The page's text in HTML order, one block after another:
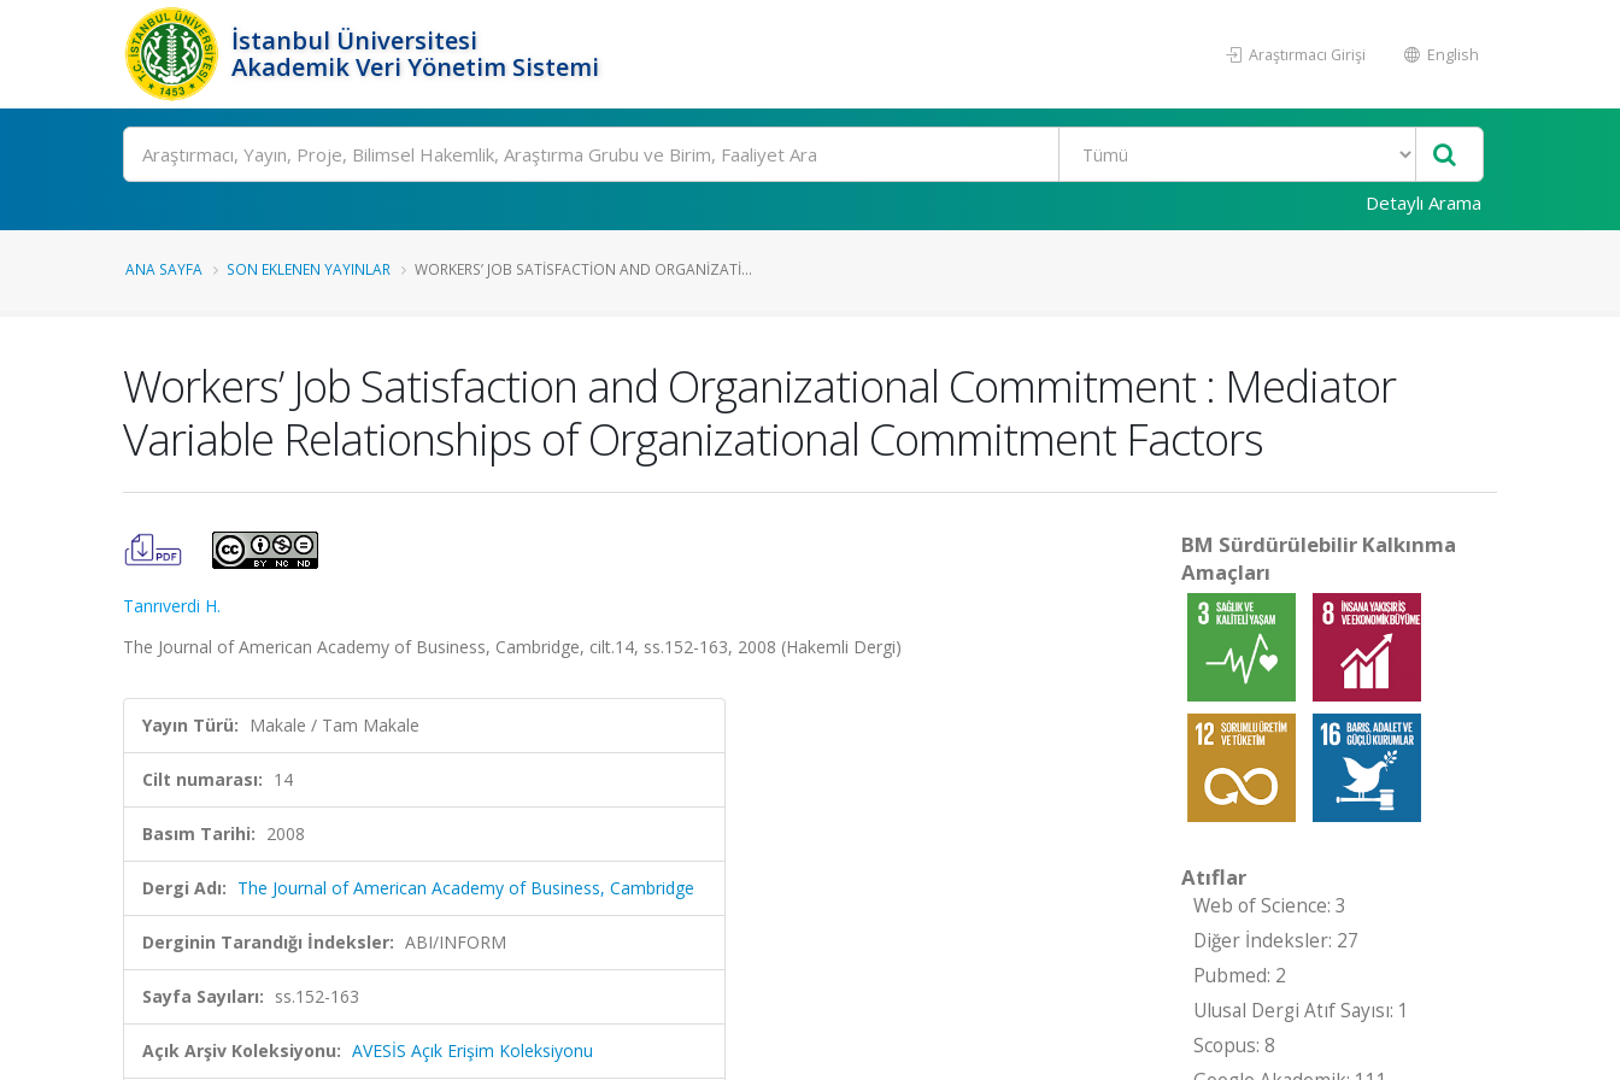
İstanbul Üniversitesi
Akademik Veri Yönetim Sistemi
Araştırmacı Girişi English
Ara
Detaylı Arama
ANA SAYFA SON EKLENEN YAYINLAR WORKERS’ JOB SATISFACTION AND ORGANIZATI...
Workers’ Job Satisfaction and Organizational Commitment : Mediator
Variable Relationships of Organizational Commitment Factors
Tanrıverdi H.
The Journal of American Academy of Business, Cambridge, cilt.14, ss.152-163, 2008 (Hakemli Dergi)
Yayın Türü: Makale / Tam Makale
Cilt numarası: 14
Basım Tarihi: 2008
Dergi Adı: The Journal of American Academy of Business, Cambridge
Derginin Tarandığı İndeksler: ABI/INFORM
Sayfa Sayıları: ss.152-163
Açık Arşiv Koleksiyonu: AVESİS Açık Erişim Koleksiyonu
BM Sürdürülebilir Kalkınma
Amaçları
Atıflar
Web of Science: 3
Diğer İndeksler: 27
Pubmed: 2
Ulusal Dergi Atıf Sayısı: 1
Scopus: 8